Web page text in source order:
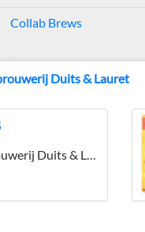
Collab Brews
Duits & Lauret
Fortbrouwerij Duits & Lauret